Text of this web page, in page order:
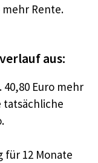
mehr Rente.​
aus:
40,80 Euro mehr
tatsächliche
für 12 Monate